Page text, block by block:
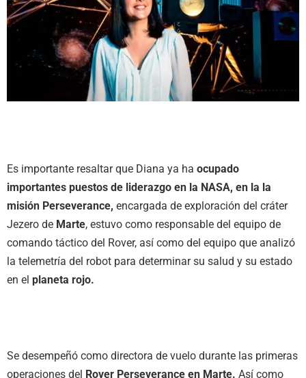
Es importante resaltar que Diana ya ha ocupado
importantes puestos de liderazgo en la NASA, en la la
misión Perseverance, encargada de exploración del cráter
Jezero de Marte, estuvo como responsable del equipo de
comando táctico del Rover, así como del equipo que analizó
la telemetría del robot para determinar su salud y su estado
en el planeta rojo.
Se desempeñó como directora de vuelo durante las primeras
operaciones del Rover Perseverance en Marte. Así como